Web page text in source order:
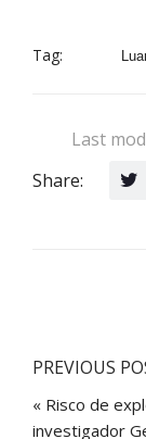
Tag:
Last
Share:
PREVIOUS
« Risco de
investigador